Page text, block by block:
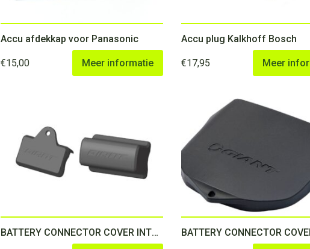
Accu afdekkap voor Panasonic
€15,00 Meer informatie
Accu plug Kalkhoff Bosch
€17,95 Meer
BATTERY CONNECTOR COVER INTEGRATED FOR ENERGYPAK